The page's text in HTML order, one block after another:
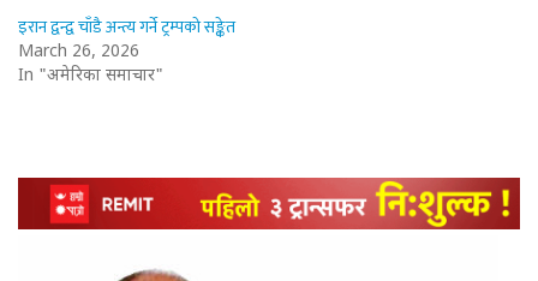
इरान द्वन्द्व चाँडै अन्त्य गर्ने ट्रम्पको सङ्केत
March 26, 2026
In "अमेरिका समाचार"